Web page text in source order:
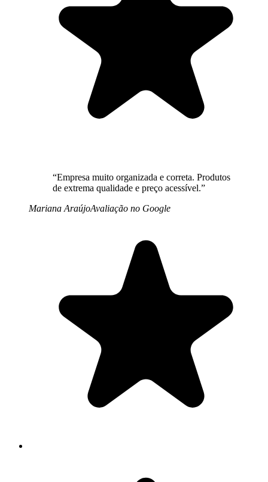
“Empresa muito organizada e correta. Produtos
de extrema qualidade e preço acessível.”
Mariana AraújoAvaliação no Google